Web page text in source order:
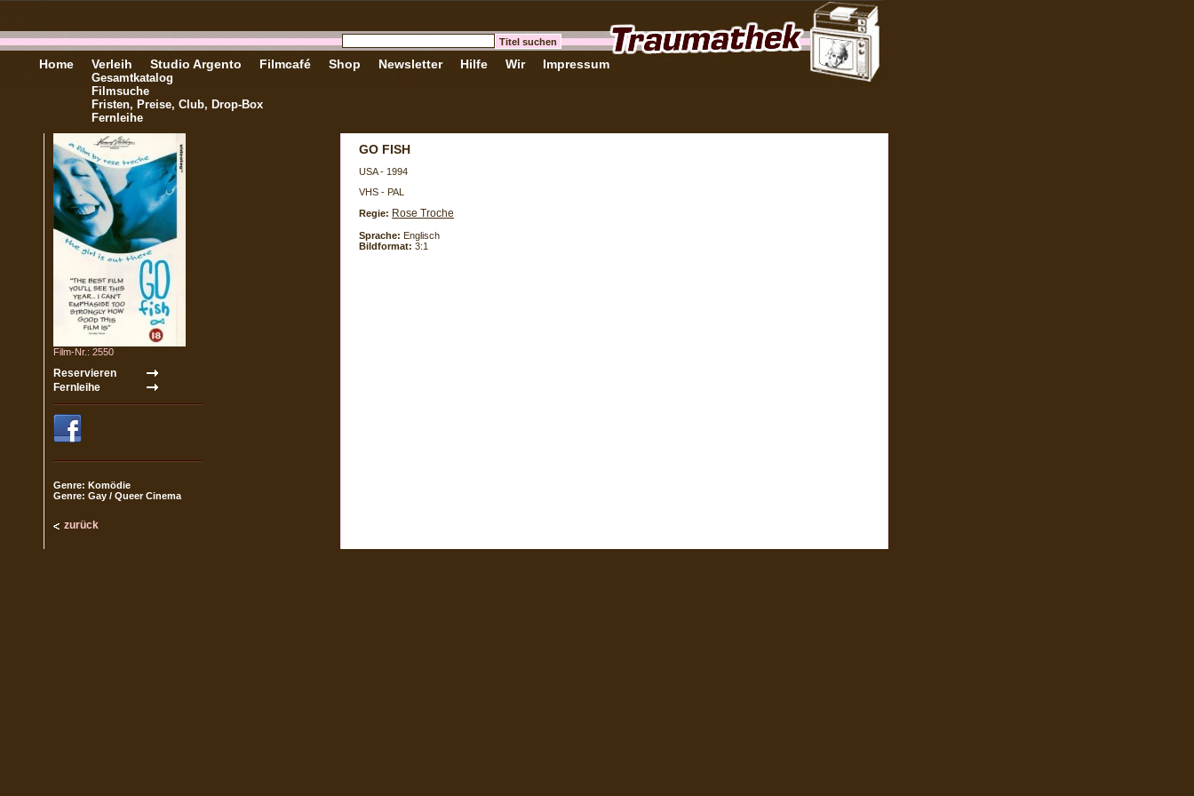
Home Verleih
Gesamtkatalog
Filmsuche
Fristen, Preise, Club, Drop-Box
Fernleihe
Studio Argento Filmcafé Shop Newsletter Hilfe Wir Impressum
Film-Nr.: 2550
Genre: Komödie
Genre: Gay / Queer Cinema
zurück
GO FISH
USA - 1994
VHS - PAL
Regie: Rose Troche
Sprache: Englisch
Bildformat: 3:1